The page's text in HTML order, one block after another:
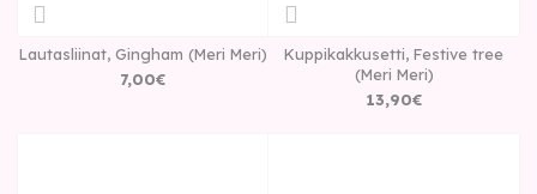
Lautasliinat, Gingham (Meri Meri)
7,00€
Kuppikakkusetti, Festive tree
(Meri Meri)
13,90€